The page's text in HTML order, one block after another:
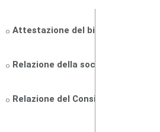
u Attestazione del bilancio separato
Relazione della società di revisione
Relazione del Consiglio Sindacale